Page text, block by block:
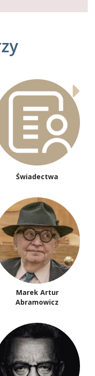
Świadectwa
Marek Artur
Abramowicz